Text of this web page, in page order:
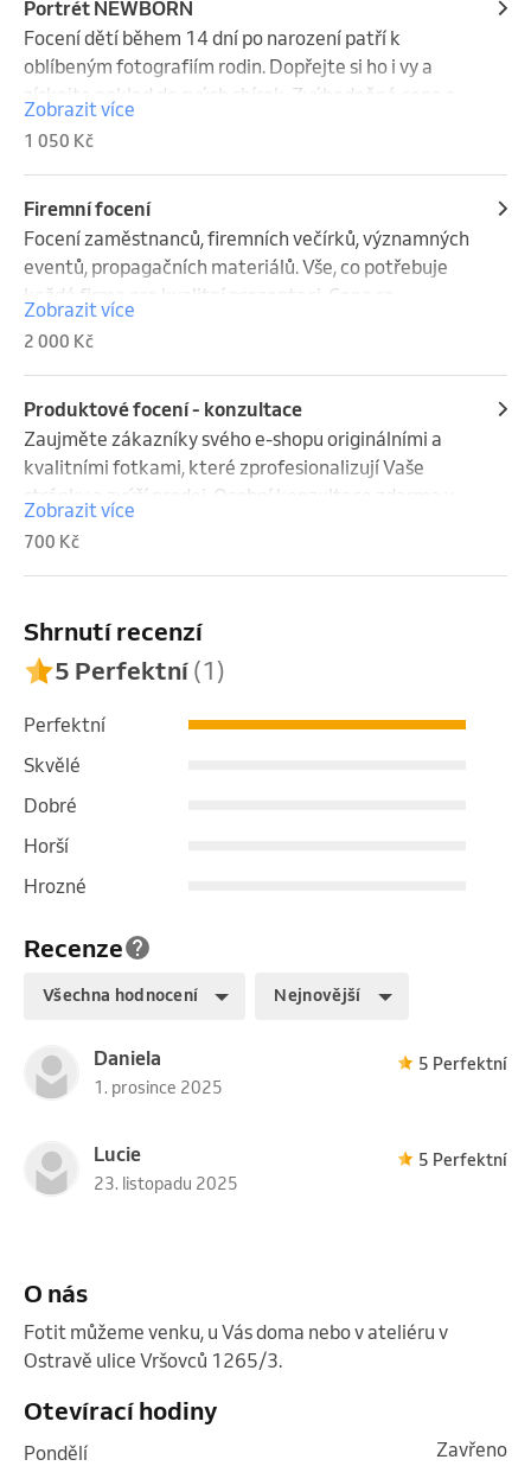
Portrét NEWBORN
Focení dětí během 14 dní po narození patří k
oblíbeným fotografiím rodin. Dopřejte si ho i vy a
získejte poklad do svých sbírek. Zvýhodněná cena s
portrétem PREGNENT. Cena za fotku 350,-/ks.
Zobrazit více
1 050 Kč
Firemní focení
Focení zaměstnanců, firemních večírků, významných
eventů, propagačních materiálů. Vše, co potřebuje
každá firma pro kvalitní prezentaci. Cena se
sjednává na osobní schůzce před focením. Cena od
2000,- Kč.
Zobrazit více
2 000 Kč
Produktové focení - konzultace
Zaujměte zákazníky svého e-shopu originálními a
kvalitními fotkami, které zprofesionalizují Vaše
stránky a zvýší prodej. Osobní konzultace zdarma v
případě, že se domluvíme na další spolupráci.
Zobrazit více
700 Kč
Recenze
Všechna hodnocení Nejnovější
Daniela
1. prosince 2025
5 Perfektní
Lucie
23. listopadu 2025
5 Perfektní
Shrnutí recenzí
5 Perfektní(1)
Perfektní
Skvělé
Dobré
Horší
Hrozné
O nás
Fotit můžeme venku, u Vás doma nebo v ateliéru v
Ostravě ulice Vršovců 1265/3.
Otevírací hodiny
pondělí
Zavřeno